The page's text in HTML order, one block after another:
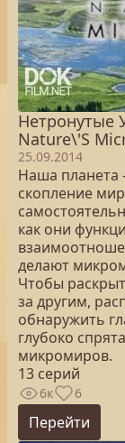
Нетронутые
Nature\'S
25.09.2014
Наша планета
скопление
как они
делают
Чтобы
за другим,
обнаружить
глубоко
микромиров.
13 серий
6к 6
Перейти